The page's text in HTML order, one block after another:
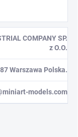
COMPANY SP.
z O.O.
Warszawa Polska.
models.com